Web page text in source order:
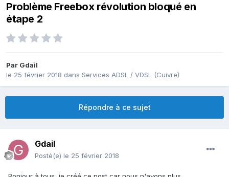
Problème Freebox révolution bloqué en
étape 2
Par Gdail
le 25 février 2018 dans Services ADSL / VDSL (Cuivre)
Répondre à ce sujet
Gdail
Posté(e) le 25 février 2018